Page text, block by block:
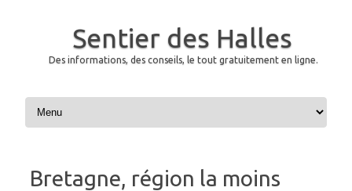
Sentier des Halles
Des informations, des conseils, le tout gratuitement en ligne.
Skip to content
Bretagne, région la moins